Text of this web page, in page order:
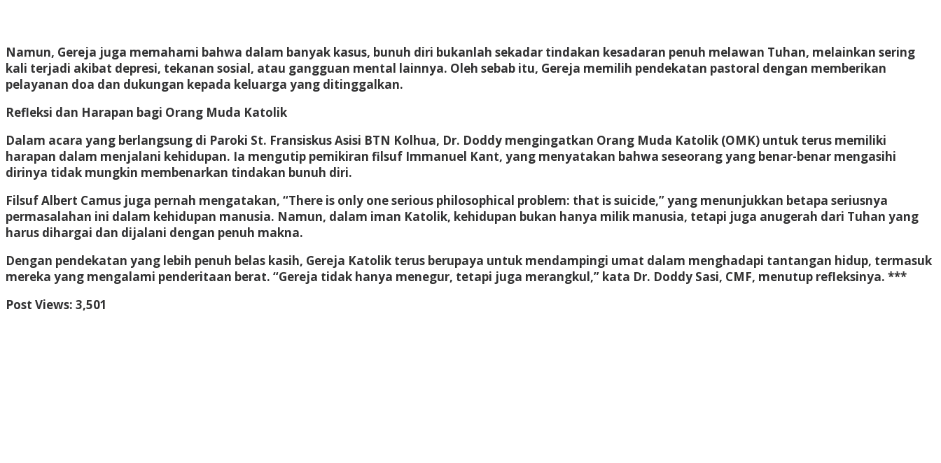
Namun, Gereja juga memahami bahwa dalam banyak kasus, bunuh diri bukanlah sekadar tindakan kesadaran penuh melawan Tuhan, melainkan sering
kali terjadi akibat depresi, tekanan sosial, atau gangguan mental lainnya. Oleh sebab itu, Gereja memilih pendekatan pastoral dengan memberikan
pelayanan doa dan dukungan kepada keluarga yang ditinggalkan.
Refleksi dan Harapan bagi Orang Muda Katolik
Dalam acara yang berlangsung di Paroki St. Fransiskus Asisi BTN Kolhua, Dr. Doddy mengingatkan Orang Muda Katolik (OMK) untuk terus memiliki
harapan dalam menjalani kehidupan. Ia mengutip pemikiran filsuf Immanuel Kant, yang menyatakan bahwa seseorang yang benar-benar mengasihi
dirinya tidak mungkin membenarkan tindakan bunuh diri.
FilsufAlbert Camus juga pernah mengatakan, “There is only one serious philosophical problem: that is suicide,” yang menunjukkan betapa seriusnya
permasalahan ini dalam kehidupan manusia. Namun, dalam iman Katolik, kehidupan bukan hanya milik manusia, tetapi juga anugerah dari Tuhan yang
harus dihargai dan dijalani dengan penuh makna.
Dengan pendekatan yang lebih penuh belas kasih, Gereja Katolik terus berupaya untuk mendampingi umat dalam menghadapi tantangan hidup, termasuk
mereka yang mengalami penderitaan berat. “Gereja tidak hanya menegur, tetapi juga merangkul,” kata Dr. Doddy Sasi, CMF, menutup refleksinya. ***
Post Views: 3,501